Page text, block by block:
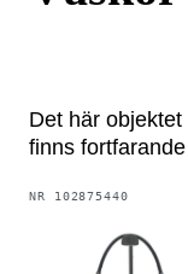
Det här
finns
NR 102875440